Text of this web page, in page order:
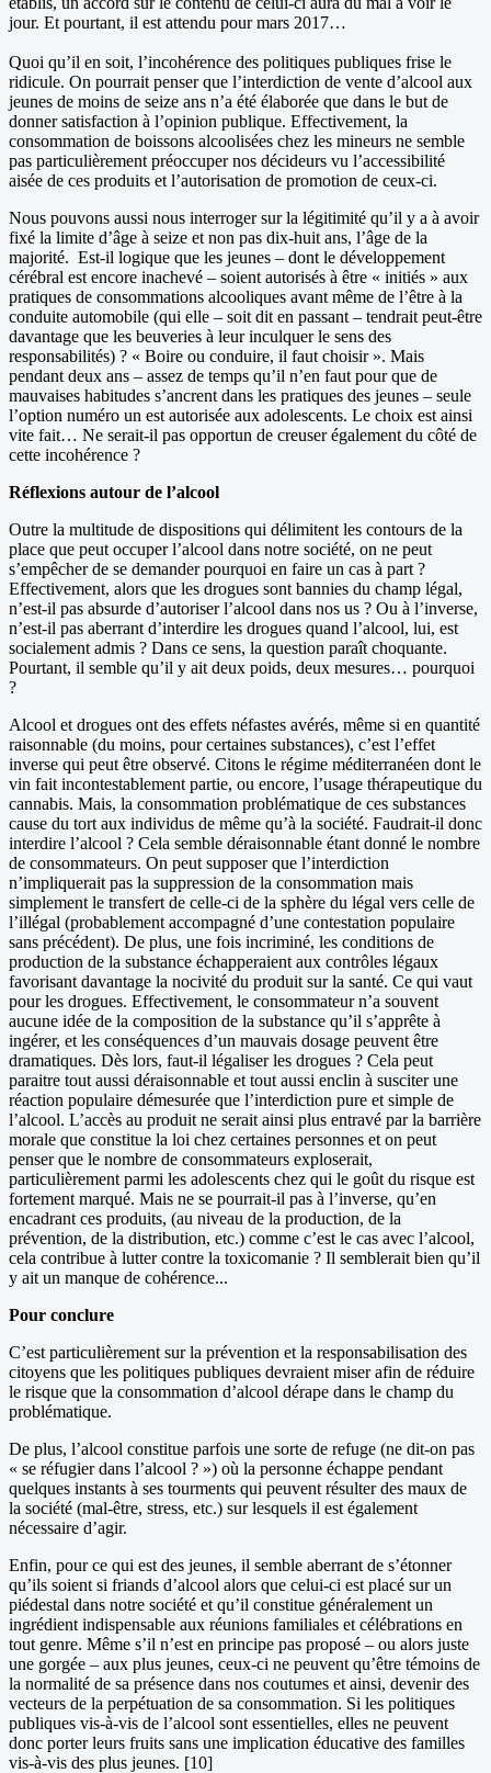
jour. Et pourtant, il est attendu pour mars 2017…
Quoi qu’il en soit, l’incohérence des politiques publiques frise le
ridicule. On pourrait penser que l’interdiction de vente d’alcool aux
jeunes de moins de seize ans n’a été élaborée que dans le but de
donner satisfaction à l’opinion publique. Effectivement, la
consommation de boissons alcoolisées chez les mineurs ne semble
pas particulièrement préoccuper nos décideurs vu l’accessibilité
aisée de ces produits et l’autorisation de promotion de ceux-ci.
Nous pouvons aussi nous interroger sur la légitimité qu’il y a à avoir
fixé la limite d’âge à seize et non pas dix-huit ans, l’âge de la
majorité. Est-il logique que les jeunes – dont le développement
cérébral est encore inachevé – soient autorisés à être « initiés » aux
pratiques de consommations alcooliques avant même de l’être à la
conduite automobile (qui elle – soit dit en passant – tendrait peut-être
davantage que les beuveries à leur inculquer le sens des
responsabilités) ? « Boire ou conduire, il faut choisir ». Mais
pendant deux ans – assez de temps qu’il n’en faut pour que de
mauvaises habitudes s’ancrent dans les pratiques des jeunes – seule
l’option numéro un est autorisée aux adolescents. Le choix est ainsi
vite fait… Ne serait-il pas opportun de creuser également du côté de
cette incohérence ?
Réflexions autour de l’alcool
Outre la multitude de dispositions qui délimitent les contours de la
place que peut occuper l’alcool dans notre société, on ne peut
s’empêcher de se demander pourquoi en faire un cas à part ?
Effectivement, alors que les drogues sont bannies du champ légal,
n’est-il pas absurde d’autoriser l’alcool dans nos us ? Ou à l’inverse,
n’est-il pas aberrant d’interdire les drogues quand l’alcool, lui, est
socialement admis ? Dans ce sens, la question paraît choquante.
Pourtant, il semble qu’il y ait deux poids, deux mesures… pourquoi
?
Alcool et drogues ont des effets néfastes avérés, même si en quantité
raisonnable (du moins, pour certaines substances), c’est l’effet
inverse qui peut être observé. Citons le régime méditerranéen dont le
vin fait incontestablement partie, ou encore, l’usage thérapeutique du
cannabis. Mais, la consommation problématique de ces substances
cause du tort aux individus de même qu’à la société. Faudrait-il donc
interdire l’alcool ? Cela semble déraisonnable étant donné le nombre
de consommateurs. On peut supposer que l’interdiction
n’impliquerait pas la suppression de la consommation mais
simplement le transfert de celle-ci de la sphère du légal vers celle de
l’illégal (probablement accompagné d’une contestation populaire
sans précédent). De plus, une fois incriminé, les conditions de
production de la substance échapperaient aux contrôles légaux
favorisant davantage la nocivité du produit sur la santé. Ce qui vaut
pour les drogues. Effectivement, le consommateur n’a souvent
aucune idée de la composition de la substance qu’il s’apprête à
ingérer, et les conséquences d’un mauvais dosage peuvent être
dramatiques. Dès lors, faut-il légaliser les drogues ? Cela peut
paraitre tout aussi déraisonnable et tout aussi enclin à susciter une
réaction populaire démesurée que l’interdiction pure et simple de
l’alcool. L’accès au produit ne serait ainsi plus entravé par la barrière
morale que constitue la loi chez certaines personnes et on peut
penser que le nombre de consommateurs exploserait,
particulièrement parmi les adolescents chez qui le goût du risque est
fortement marqué. Mais ne se pourrait-il pas à l’inverse, qu’en
encadrant ces produits, (au niveau de la production, de la
prévention, de la distribution, etc.) comme c’est le cas avec l’alcool,
cela contribue à lutter contre la toxicomanie ? Il semblerait bien qu’il
y ait un manque de cohérence...
Pour conclure
C’est particulièrement sur la prévention et la responsabilisation des
citoyens que les politiques publiques devraient miser afin de réduire
le risque que la consommation d’alcool dérape dans le champ du
problématique.
De plus, l’alcool constitue parfois une sorte de refuge (ne dit-on pas
« se réfugier dans l’alcool ? ») où la personne échappe pendant
quelques instants à ses tourments qui peuvent résulter des maux de
la société (mal-être, stress, etc.) sur lesquels il est également
nécessaire d’agir.
Enfin, pour ce qui est des jeunes, il semble aberrant de s’étonner
qu’ils soient si friands d’alcool alors que celui-ci est placé sur un
piédestal dans notre société et qu’il constitue généralement un
ingrédient indispensable aux réunions familiales et célébrations en
tout genre. Même s’il n’est en principe pas proposé – ou alors juste
une gorgée – aux plus jeunes, ceux-ci ne peuvent qu’être témoins de
la normalité de sa présence dans nos coutumes et ainsi, devenir des
vecteurs de la perpétuation de sa consommation. Si les politiques
publiques vis-à-vis de l’alcool sont essentielles, elles ne peuvent
donc porter leurs fruits sans une implication éducative des familles
vis-à-vis des plus jeunes. [10]